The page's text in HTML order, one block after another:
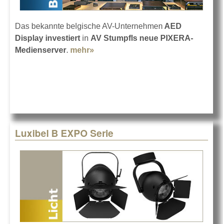
Das bekannte belgische AV-Unternehmen AED
Display investiert in AV Stumpfls neue PIXERA-
Medienserver. mehr»
Luxibel B EXPO Serie